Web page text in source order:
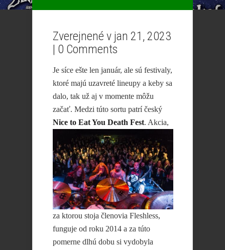
Zverejnené v jan 21, 2023
| 0 Comments
Je síce ešte len január, ale sú festivaly,
ktoré majú uzavreté lineupy a keby sa
dalo, tak už aj v momente môžu
začať. Medzi túto sortu patrí český
Nice to Eat You Death Fest. Akcia,
za ktorou stoja členovia Fleshless,
funguje od roku 2014 a za túto
pomerne dlhú dobu si vydobyla